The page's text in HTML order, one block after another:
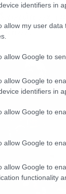
identifiers in
allow my user
allow Google to
allow Google to
identifiers in
allow Google to
allow Google to
allow Google to
functionality
της